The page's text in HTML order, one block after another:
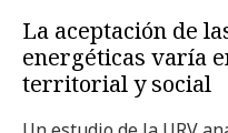
La aceptación de
energéticas varía
territorial y social